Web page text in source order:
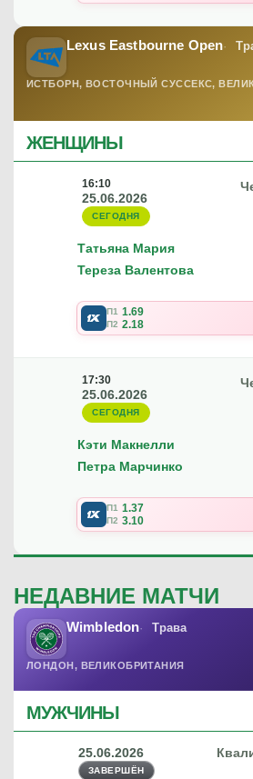
Lexus Eastbourne Open
ИСТБОРН, ВОСТОЧНЫЙ СУССЕКС,
ЖЕНЩИНЫ
16:10
25.06.2026
СЕГОДНЯ
Татьяна Мария
Тереза Валентова
П1 1.69
П2 2.18
17:30
25.06.2026
СЕГОДНЯ
Кэти Макнелли
Петра Марчинко
П1 1.37
П2 3.10
НЕДАВНИЕ МАТЧИ
Wimbledon Трава
ЛОНДОН, ВЕЛИКОБРИТАНИЯ
МУЖЧИНЫ
25.06.2026
ЗАВЕРШЁН